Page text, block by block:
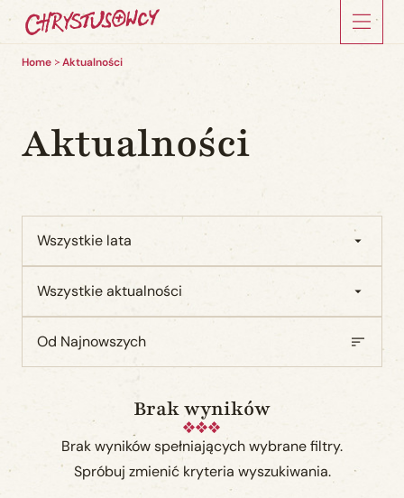
Home Aktualności
Aktualności
Wszystkie lata
Wszystkie aktualności
Od Najnowszych
Brak wyników
Brak wyników spełniających wybrane filtry.
Spróbuj zmienić kryteria wyszukiwania.